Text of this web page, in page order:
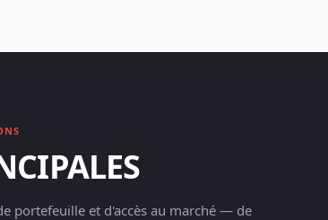
portefeuille et d'accès au marché — de